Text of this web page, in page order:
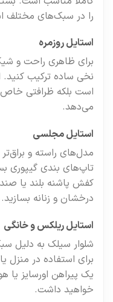
را در سبک‌های مختلف
استایل روزمره
برای ظاهری راحت و
نخی ساده ترکیب
است بلکه ظرافتی خاص
می‌دهد.
استایل مجلسی
مدل‌های راسته و
تاپ‌های بندی گیپوری
کفش پاشنه بلند یا
درخشان و زنانه بسازید.
استایل ریلکس و خانگی
شلوار سیلک به دلیل
برای استفاده در منزل
یک پیراهن اورسایز یا
خواهید داشت.